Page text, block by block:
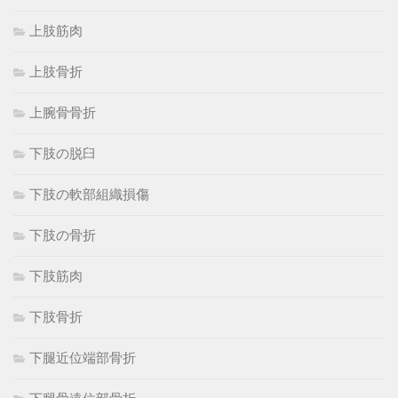
上肢筋肉
上肢骨折
上腕骨骨折
下肢の脱臼
下肢の軟部組織損傷
下肢の骨折
下肢筋肉
下肢骨折
下腿近位端部骨折